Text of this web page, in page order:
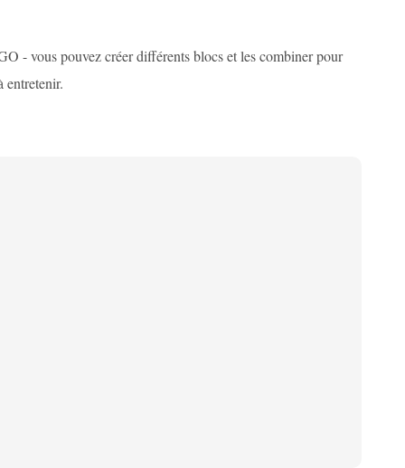
- vous pouvez créer différents blocs et les combiner pour
entretenir.